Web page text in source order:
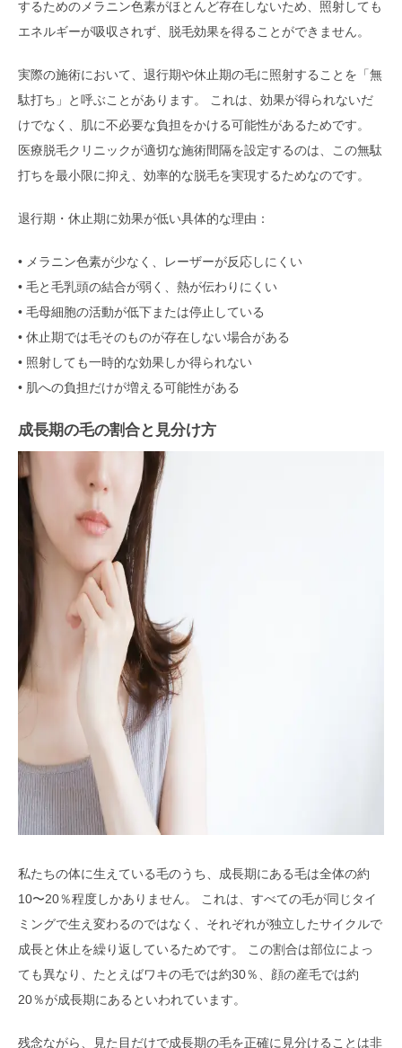
するためのメラニン色素がほとんど存在しないため、照射しても
エネルギーが吸収されず、脱毛効果を得ることができません。
実際の施術において、退行期や休止期の毛に照射することを「無
駄打ち」と呼ぶことがあります。 これは、効果が得られないだ
けでなく、肌に不必要な負担をかける可能性があるためです。
医療脱毛クリニックが適切な施術間隔を設定するのは、この無駄
打ちを最小限に抑え、効率的な脱毛を実現するためなのです。
退行期・休止期に効果が低い具体的な理由：
• メラニン色素が少なく、レーザーが反応しにくい
• 毛と毛乳頭の結合が弱く、熱が伝わりにくい
• 毛母細胞の活動が低下または停止している
• 休止期では毛そのものが存在しない場合がある
• 照射しても一時的な効果しか得られない
• 肌への負担だけが増える可能性がある
成長期の毛の割合と見分け方
私たちの体に生えている毛のうち、成長期にある毛は全体の約
10〜20％程度しかありません。 これは、すべての毛が同じタイ
ミングで生え変わるのではなく、それぞれが独立したサイクルで
成長と休止を繰り返しているためです。 この割合は部位によっ
ても異なり、たとえばワキの毛では約30％、顔の産毛では約
20％が成長期にあるといわれています。
残念ながら、見た目だけで成長期の毛を正確に見分けることは非